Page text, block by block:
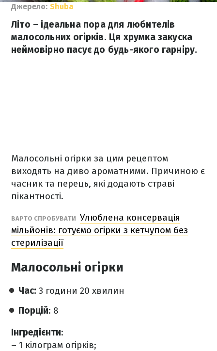
Джерело: Shuba
Літо – ідеальна пора для любителів
малосольних огірків. Ця хрумка закуска
неймовірно пасує до будь-якого гарніру.
Малосольні огірки за цим рецептом
виходять на диво ароматними. Причиною є
часник та перець, які додають страві
пікантності.
ВАРТО СПРОБУВАТИ Улюблена консервація
мільйонів: готуємо огірки з кетчупом без
стерилізації
Малосольні огірки
Час: 3 години 20 хвилин
Порцій: 8
Інгредієнти:
– 1 кілограм огірків;